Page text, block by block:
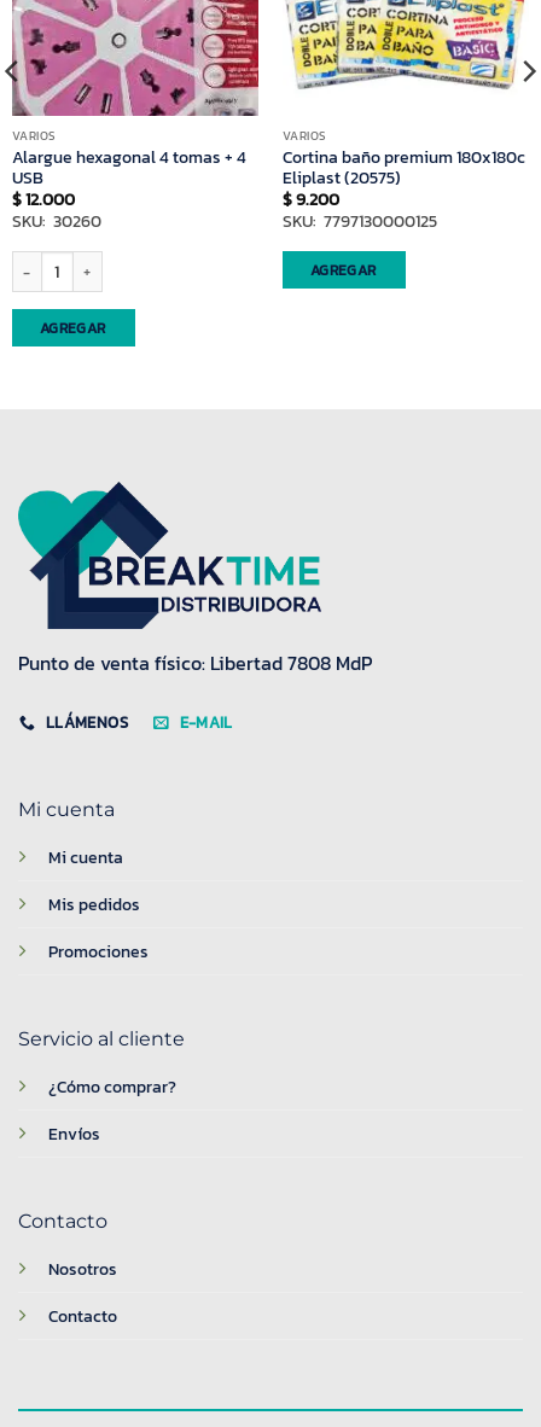
VARIOS
Alargue hexagonal 4 tomas + 4
USB
$12.000
SKU: 30260
Alargue hexagonal 4 tomas + 4 USB cantidad
AGREGAR
VARIOS
Cortina baño premium 180x180c
Eliplast (20575)
$9.200
SKU: 7797130000125
AGREGAR
cantidad
Punto de venta físico: Libertad 7808 MdP
LLÁMENOS E-MAIL
Mi cuenta
Mi cuenta
Mis pedidos
Promociones
Servicio al cliente
¿Cómo comprar?
Envíos
Contacto
Nosotros
Contacto